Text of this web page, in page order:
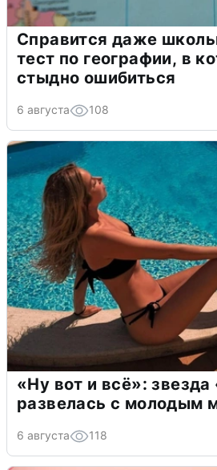
Справится даже
тест по географии, в
стыдно ошибиться
6 августа 108
«Ну вот и всё»:
развелась с молодым
6 августа 118